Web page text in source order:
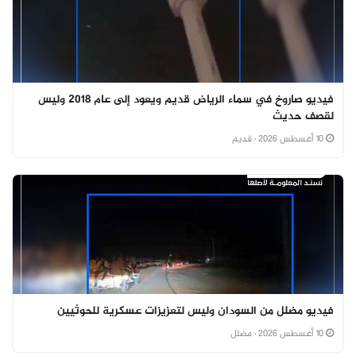
فيديو صاروخ في سماء الرياض قديم ويعود إلى عام 2018 وليس
لقصف حديث
· قديم
فيديو مضلل من السودان وليس لتعزيزات عسكرية للحوثيين
· مضلل